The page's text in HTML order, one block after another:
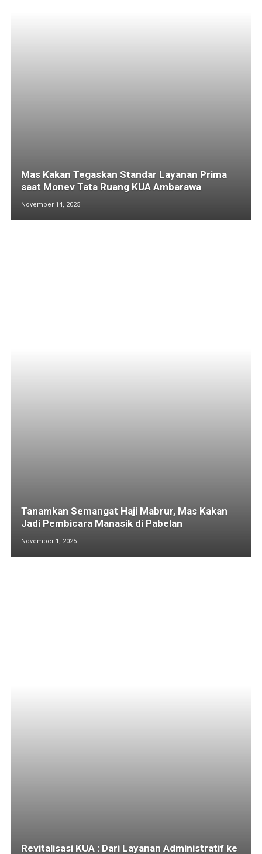
Mas Kakan Tegaskan Standar Layanan Prima
saat Monev Tata Ruang KUA Ambarawa
November 14, 2025
Tanamkan Semangat Haji Mabrur, Mas Kakan
Jadi Pembicara Manasik di Pabelan
November 1, 2025
Revitalisasi KUA : Dari Layanan Administratif ke